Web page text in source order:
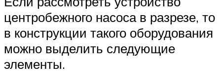
центробежного насоса в разрезе, то
в конструкции такого оборудования
можно выделить следующие
элементы.